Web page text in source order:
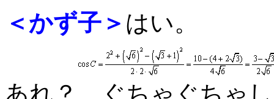
＜かず子＞ はい。
あれ？、ぐちゃぐちゃ